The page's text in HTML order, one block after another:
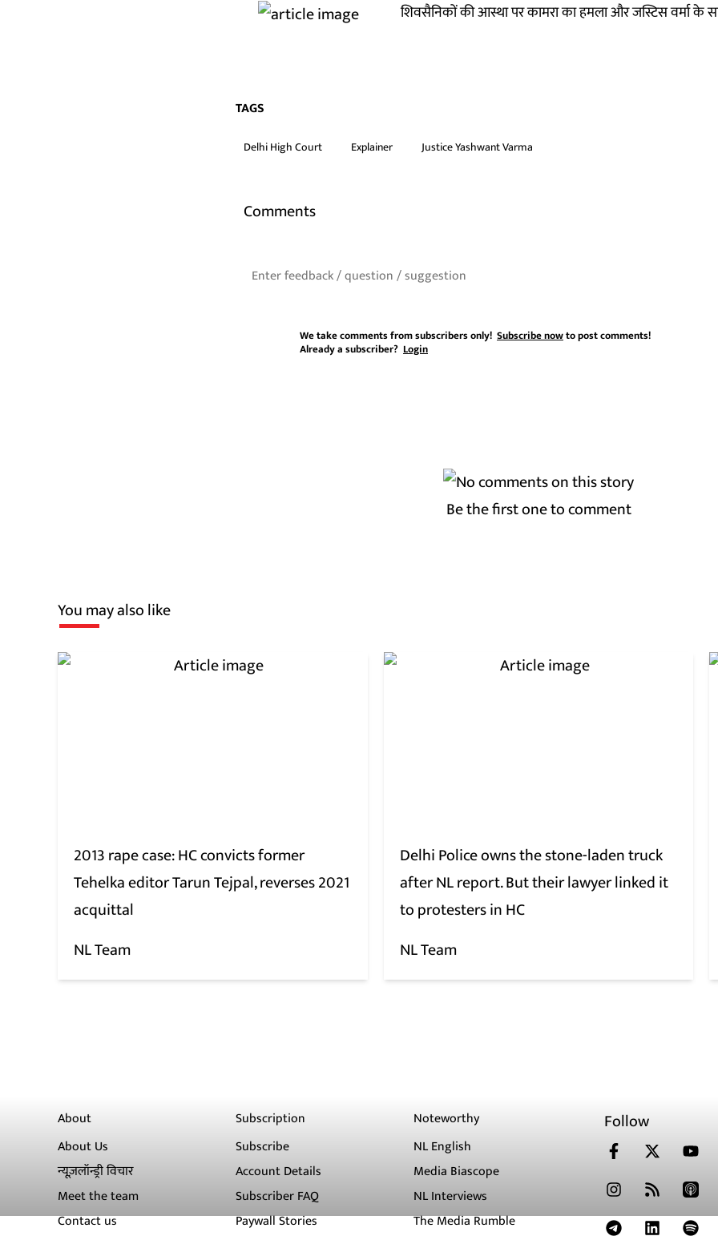
शिवसैनिकों की आस्था पर कामरा का हमला और जस्टिस वर्मा के
TAGS
Delhi High Court Explainer Justice Yashwant Varma
Comments
We take comments from subscribers only! Subscribe nowto post comments!
Already a subscriber? Login
Be the first one to comment
You may also like
2013 rape case: HC convicts former
Tehelka editor Tarun Tejpal, reverses 2021
acquittal
NL Team
Delhi Police owns the stone-laden truck
after NL report. But their lawyer linked it
to protesters in HC
NL Team
About
About Us
न्यूज़लॉन्ड्री विचार
Meet the team
Contact us
Subscription
Subscribe
Account Details
Subscriber FAQ
Paywall Stories
Noteworthy
NL English
Media Biascope
NL Interviews
The Media Rumble
Follow